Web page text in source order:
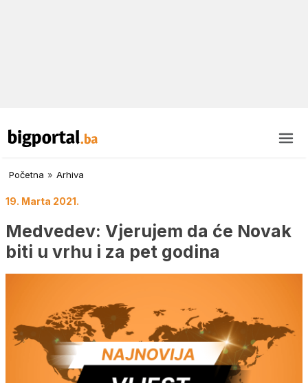
Početna » Arhiva
19. Marta 2021.
Medvedev: Vjerujem da će Novak
biti u vrhu i za pet godina